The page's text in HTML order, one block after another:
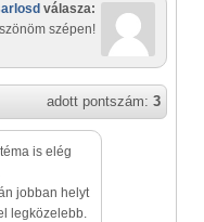
válasza:
szépen!
adott pontszám: 3
is elég
jobban helyt
legközelebb.